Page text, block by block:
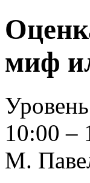
миф
10:00 –
М.